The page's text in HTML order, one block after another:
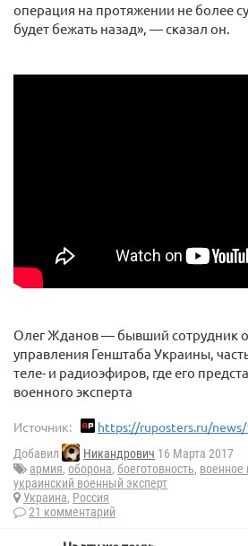
операция на протяжении не более
будет бежать назад», — сказал он.
Олег Жданов — бывший сотрудник
управления Генштаба Украины,
теле- и радиоэфиров, где его
военного эксперта
Источник: https://ruposters.ru/news/
Добавил Никандрович 16 Марта 2017
армия, оборона, боеготовность, военное
украинский военный эксперт
Украина, Россия
21 комментарий